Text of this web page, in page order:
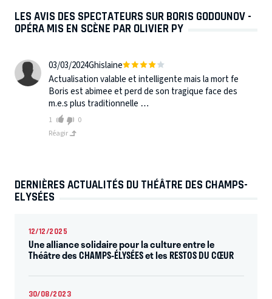
LES AVIS DES SPECTATEURS SUR BORIS GODOUNOV -
OPÉRA MIS EN SCÈNE PAR OLIVIER PY
03/03/2024Ghislaine
Actualisation valable et intelligente mais la mort fe
Boris est abimee et perd de son tragique face des
m.e.s plus traditionnelle …
1
0
Réagir
DERNIÈRES ACTUALITÉS DU THÉÂTRE DES CHAMPS-
ELYSÉES
12/12/2025
Une alliance solidaire pour la culture entre le
Théâtre des CHAMPS-ÉLYSÉES et les RESTOS DU CŒUR
30/08/2023